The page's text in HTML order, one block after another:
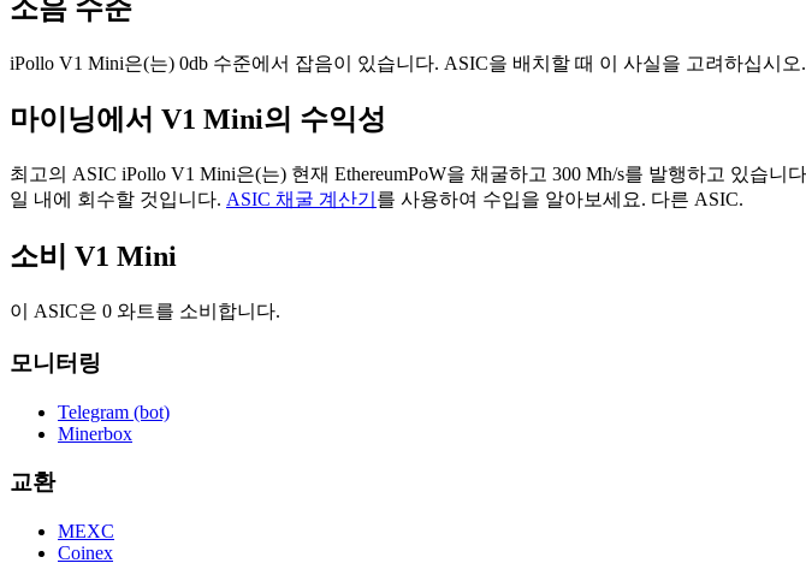
소음 수준
iPollo V1 Mini은(는) 0db 수준에서 잡음이 있습니다. ASIC을 배치할 때 이 사실을 고려하십시오.
마이닝에서 V1 Mini의 수익성
최고의 ASIC iPollo V1 Mini은(는) 현재 EthereumPoW을 채굴하고 300 Mh/s를 발행하고 있습
일 내에 회수할 것입니다. ASIC 채굴 계산기 를 사용하여 수입을 알아보세요. 다른 ASIC.
소비 V1 Mini
이 ASIC은 0 와트를 소비합니다.
모니터링
Telegram (bot)
Minerbox
교환
MEXC
Coinex